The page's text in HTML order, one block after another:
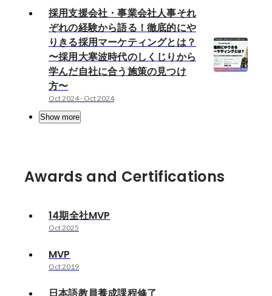
採用支援会社・事業会社人事それ
ぞれの経験から語る！徹底的にや
りきる採用マーケティングとは？
〜採用大寒波時代のしくじりから
学んだ自社に合う施策の見つけ
方〜
Oct 2024- Oct 2024
Show more
Awards and Certifications
14期全社MVP
Oct 2025
MVP
Oct 2019
日本語教員養成課程修了